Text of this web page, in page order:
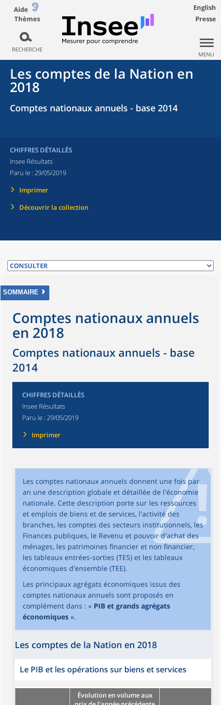
Aide
Thèmes
RECHERCHE
English
Presse
MENU
Les comptes de la Nation en
2018
Comptes nationaux annuels - base 2014
CHIFFRES DÉTAILLÉS
Insee Résultats
Paru le : 29/05/2019
Imprimer
Découvrir la collection
SOMMAIRE
Comptes nationaux annuels
en 2018
Comptes nationaux annuels - base
2014
CHIFFRES DÉTAILLÉS
Insee Résultats
Paru le : 29/05/2019
Imprimer
Les comptes nationaux annuels donnent une fois par
an une description globale et détaillée de l'économie
nationale. Cette description porte sur les ressources
et emplois de biens et de services, l'activité des
branches, les comptes des secteurs institutionnels, les
Finances publiques, le Revenu et pouvoir d'achat des
ménages, les patrimoines financier et non financier,
les tableaux entrées-sorties (TES) et les tableaux
économiques d'ensemble (TEE).
Les principaux agrégats économiques issus des
comptes nationaux annuels sont proposés en
complément dans : « PIB et grands agrégats
économiques ».
Les comptes de la Nation en 2018
Le PIB et les opérations sur biens et services
Évolution en volume aux